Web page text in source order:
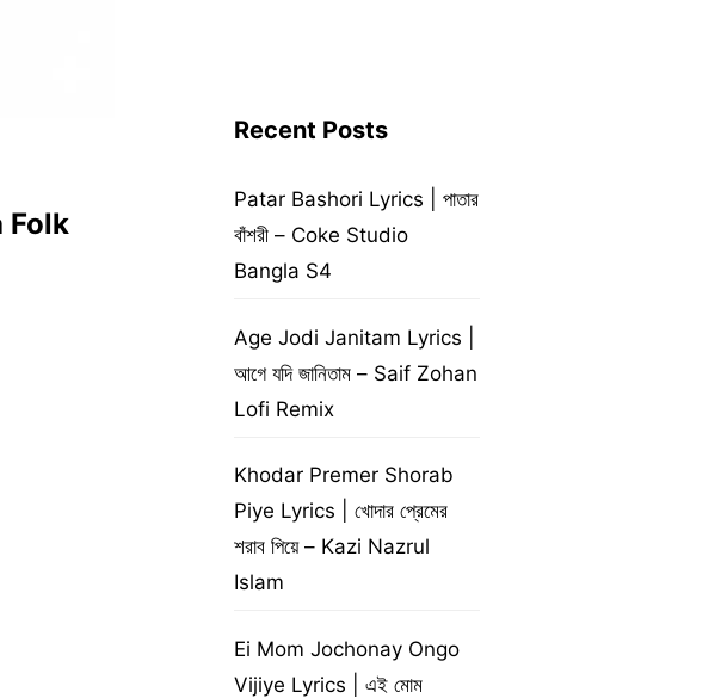
Folk
Recent Posts
Patar Bashori Lyrics | পাতার
বাঁশরী – Coke Studio
Bangla S4
Age Jodi Janitam Lyrics |
আগে যদি জানিতাম – Saif Zohan
Lofi Remix
Khodar Premer Shorab
Piye Lyrics | খোদার প্রেমের
শরাব পিয়ে – Kazi Nazrul
Islam
Ei Mom Jochonay Ongo
Vijiye Lyrics | এই মোম